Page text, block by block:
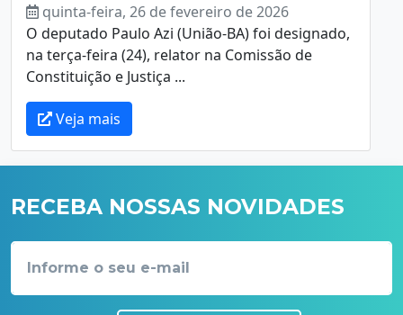
quinta-feira, 26 de fevereiro de 2026
O deputado Paulo Azi (União-BA) foi designado,
na terça-feira (24), relator na Comissão de
Constituição e Justiça ...
Veja mais
RECEBA NOSSAS NOVIDADES